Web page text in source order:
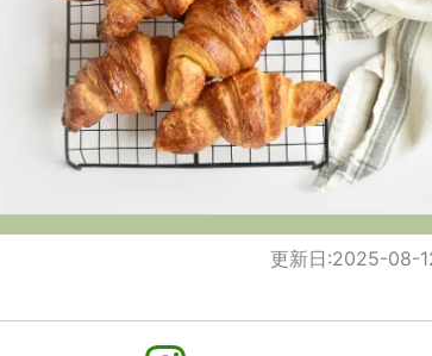
更新日:2025-08-